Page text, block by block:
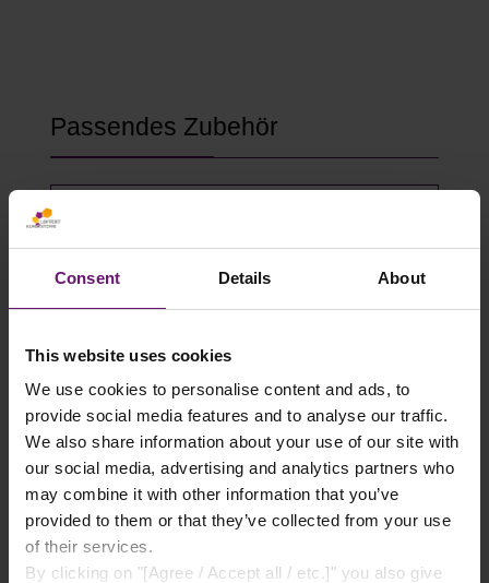
Consent Details About
This website uses cookies
We use cookies to personalise content and ads, to
provide social media features and to analyse our traffic.
We also share information about your use of our site with
our social media, advertising and analytics partners who
may combine it with other information that you’ve
provided to them or that they’ve collected from your use
of their services.
By clicking on "[Agree / Accept all / etc.]" you also give
Produktgalerie überspringen
Passendes Zubehör
Gewächshausklammern 4 bis 10 mm
- 100 Stück
14,49 €*